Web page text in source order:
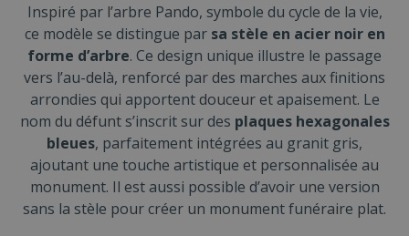
Inspiré par l’arbre Pando, symbole du cycle de la vie,
ce modèle se distingue parsa stèle en acier noir en
forme d’arbre. Ce design unique illustre le passage
vers l’au-delà, renforcé par des marches aux finitions
arrondies qui apportent douceur et apaisement. Le
nom du défunt s’inscrit sur des plaques hexagonales
bleues, parfaitement intégrées au granit gris,
ajoutant une touche artistique et personnalisée au
monument. Il est aussi possible d’avoir une version
sans la stèle pour créer un monument funéraire plat.